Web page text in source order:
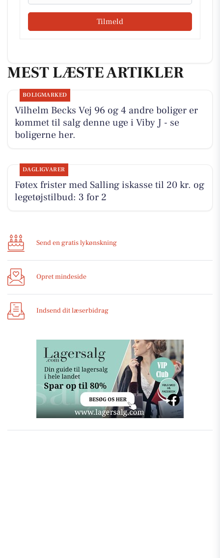
Tilmeld
MEST LÆSTE ARTIKLER
BOLIGMARKED
Vilhelm Becks Vej 96 og 4 andre boliger er
kommet til salg denne uge i Viby J - se
boligerne her.
DAGLIGVARER
Føtex frister med Salling iskasse til 20 kr. og
legetøjstilbud: 3 for 2
Send en gratis lykønskning
Opret mindeside
Indsend dit læserbidrag